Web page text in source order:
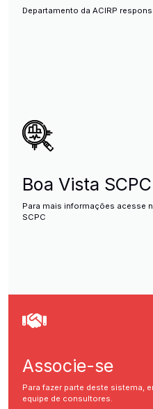
Departamento da ACIRP
Boa Vista SCPC
Para mais informações acesse
SCPC
Associe-se
Para fazer parte deste sistema,
equipe de consultores.